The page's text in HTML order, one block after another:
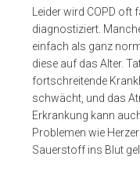
Leider wird COPD
diagnostiziert.
einfach als ganz
diese auf das Alter.
fortschreitende
schwächt, und das
Erkrankung kann
Problemen wie
Sauerstoff ins Blut